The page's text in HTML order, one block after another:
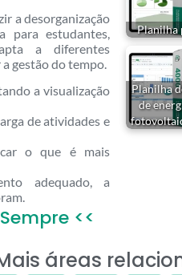
a desorganização
para estudantes,
a diferentes
gestão do tempo.
a visualização
de atividades e
o que é mais
adequado, a
<<
Planilha
Planilha
de
áreas